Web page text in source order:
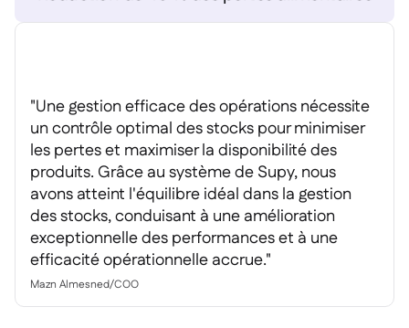
Logiciel de Caisse
 Accounting
 ERP
 Agrégateurs
Partenariats
 Implementation
"Une gestion efficace des opérations nécessite
un contrôle optimal des stocks pour minimiser
les pertes et maximiser la disponibilité des
produits. Grâce au système de Supy, nous
avons atteint l'équilibre idéal dans la gestion
des stocks, conduisant à une amélioration
exceptionnelle des performances et à une
efficacité opérationnelle accrue."
Mazn Almesned/COO